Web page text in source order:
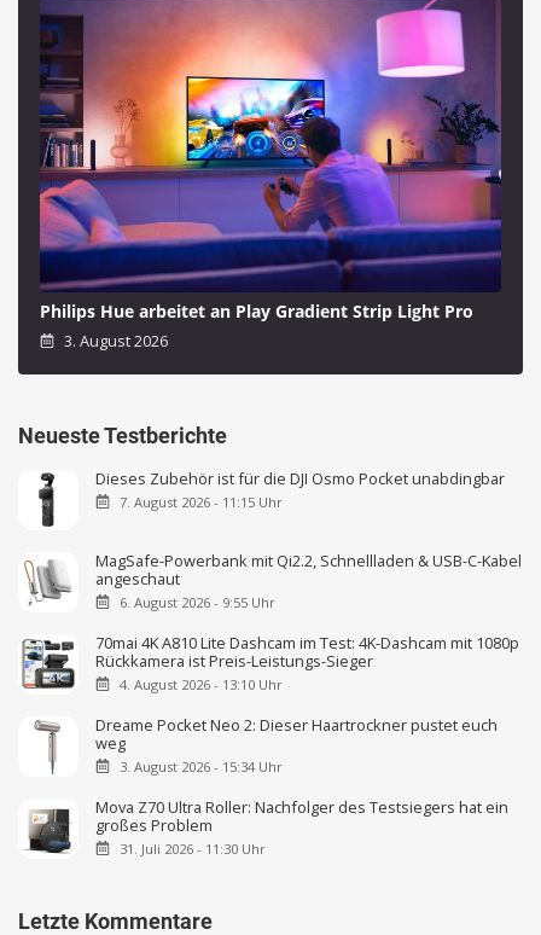
Philips Hue arbeitet an Play Gradient Strip Light Pro
3. August 2026
Neueste Testberichte
Dieses Zubehör ist für die DJI Osmo Pocket unabdingbar
7. August 2026 - 11:15 Uhr
MagSafe-Powerbank mit Qi2.2, Schnellladen & USB-C-Kabel
angeschaut
6. August 2026 - 9:55 Uhr
70mai 4K A810 Lite Dashcam im Test: 4K-Dashcam mit 1080p
Rückkamera ist Preis-Leistungs-Sieger
4. August 2026 - 13:10 Uhr
Dreame Pocket Neo 2: Dieser Haartrockner pustet euch
weg
3. August 2026 - 15:34 Uhr
Mova Z70 Ultra Roller: Nachfolger des Testsiegers hat ein
großes Problem
31. Juli 2026 - 11:30 Uhr
Letzte Kommentare